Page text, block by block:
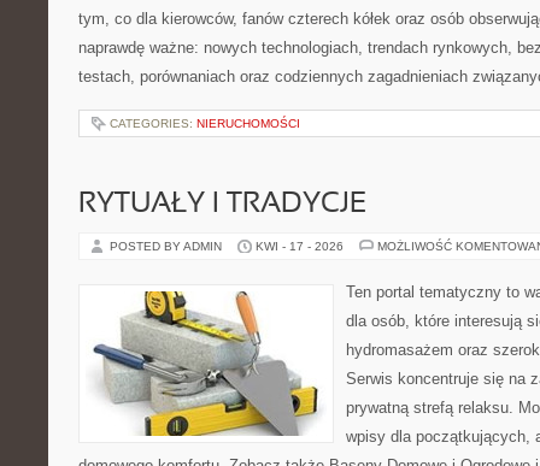
tym, co dla kierowców, fanów czterech kółek oraz osób
naprawdę ważne: nowych technologiach, trendach rynkowych,
testach, porównaniach oraz codziennych zagadnieniach
CATEGORIES: NIERUCHOMOŚCI
RYTUAŁY I TRADYCJE
POSTED BY ADMIN KWI - 17 - 2026 MOŻLIWOŚĆ
Ten portal tematyczny to
dla osób, które interesują
hydromasażem oraz
Serwis koncentruje się na
prywatną strefą relaksu.
wpisy dla początkujących,